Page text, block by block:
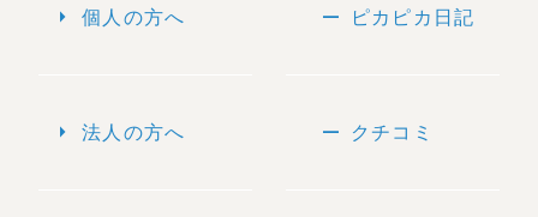
arrow_right 個人の方へ
arrow_right 法人の方へ
remove ピカピカ日記
remove クチコミ